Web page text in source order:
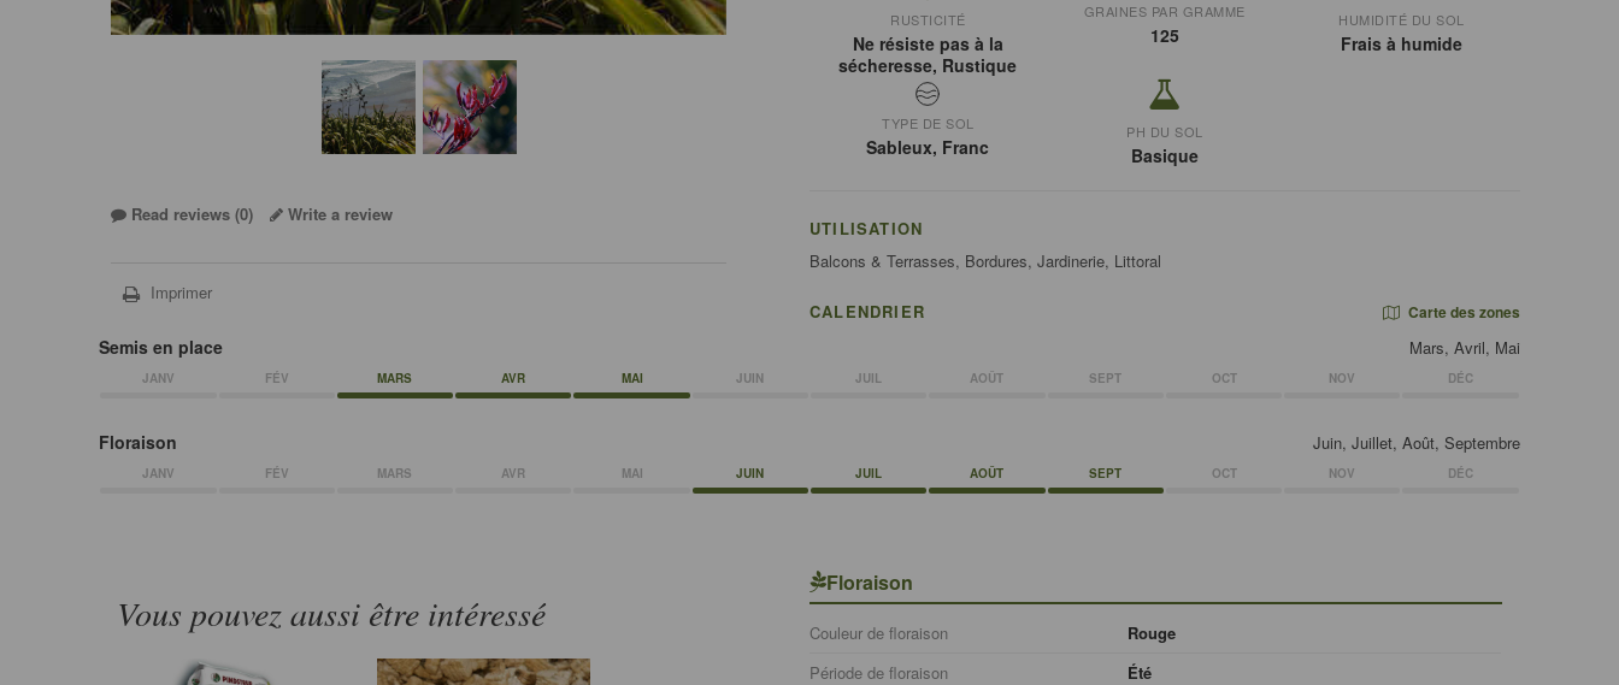
Read reviews (0) Write a review
Imprimer
RUSTICITÉ
Ne résiste pas à la
sécheresse, Rustique
GRAINES PAR GRAMME
125
HUMIDITÉ DU SOL
Frais à humide
TYPE DE SOL
Sableux, Franc
PH DU SOL
Basique
UTILISATION
Balcons & Terrasses, Bordures, Jardinerie, Littoral
CALENDRIER Carte des zones
Semis en place Mars, Avril, Mai
JANV FÉV MARS AVR MAI JUIN JUIL AOÛT SEPT OCT NOV DÉC
Floraison Juin, Juillet, Août, Septembre
JANV FÉV MARS AVR MAI JUIN JUIL AOÛT SEPT OCT NOV DÉC
Vous pouvez aussi être intéressé
Floraison
Couleur de floraison
Rouge
Période de floraison
Été